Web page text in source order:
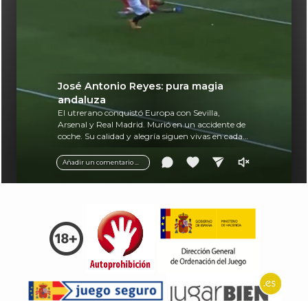
Añadir un comentario ...
José Antonio Reyes: pura magia
andaluza
El utrerano conquistó Europa con Sevilla,
Arsenal y Real Madrid. Murió en un accidente de
coche. Su calidad y alegría siguen vivas en cada